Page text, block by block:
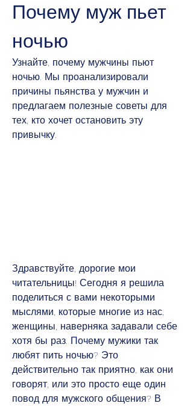
Почему муж пьет
ночью
Узнайте, почему мужчины пьют
ночью. Мы проанализировали
причины пьянства у мужчин и
предлагаем полезные советы для
тех, кто хочет остановить эту
привычку.
Здравствуйте, дорогие мои
читательницы! Сегодня я решила
поделиться с вами некоторыми
мыслями, которые многие из нас,
женщины, наверняка задавали себе
хотя бы раз. Почему мужики так
любят пить ночью? Это
действительно так приятно, как они
говорят, или это просто еще один
повод для мужского общения? В